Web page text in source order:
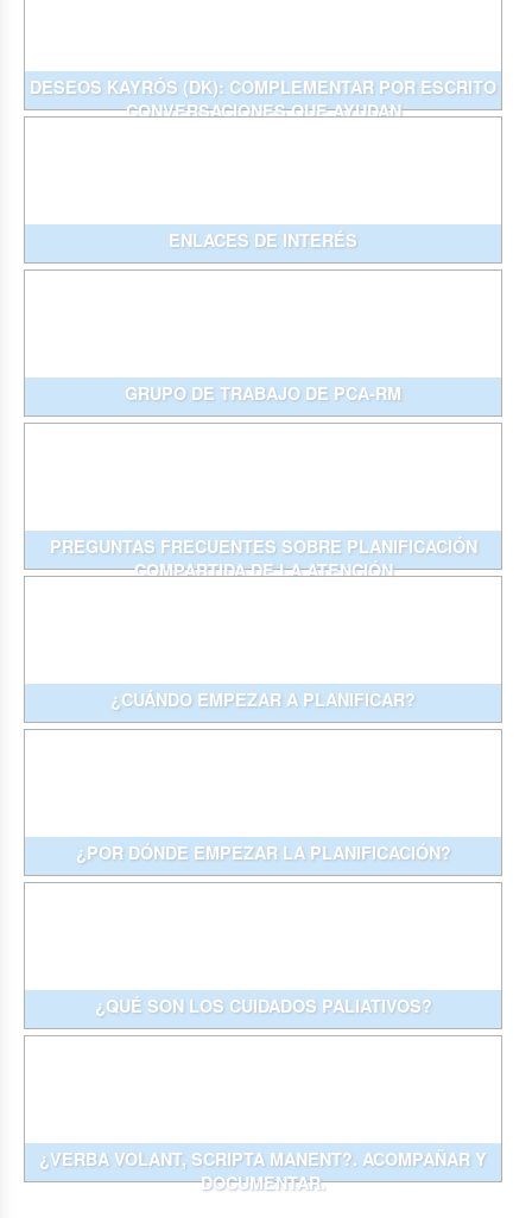
DESEOS KAYRÓS (DK): COMPLEMENTAR POR ESCRITO
CONVERSACIONES QUE AYUDAN
ENLACES DE INTERÉS
GRUPO DE TRABAJO DE PCA-RM
PREGUNTAS FRECUENTES SOBRE PLANIFICACIÓN
COMPARTIDA DE LA ATENCIÓN
¿CUÁNDO EMPEZAR A PLANIFICAR?
¿POR DÓNDE EMPEZAR LA PLANIFICACIÓN?
¿QUÉ SON LOS CUIDADOS PALIATIVOS?
¿VERBA VOLANT, SCRIPTA MANENT?. ACOMPAÑAR Y
DOCUMENTAR.